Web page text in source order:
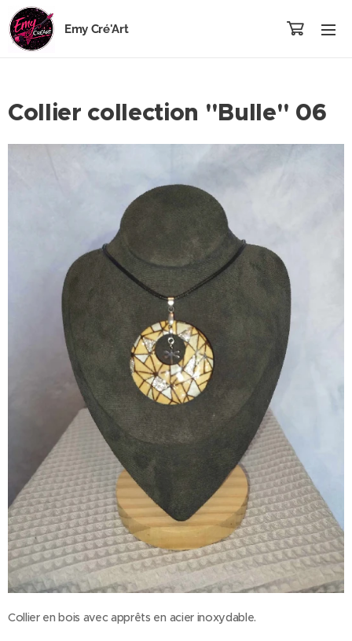
Emy Cré'Art
Collier collection "Bulle" 06
Collier en bois avec apprêts en acier inoxydable.